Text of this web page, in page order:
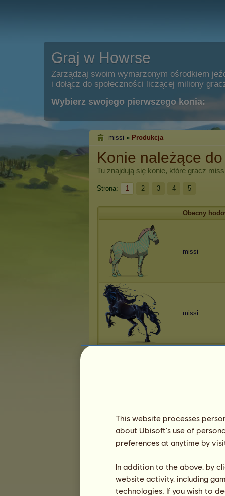
Graj w Howrse
Zarządzaj swoim wymarzonym ośrodkiem
i dołącz do społeczności liczącej miliony
Wybierz swojego pierwszego konia:
missi » Produkcja
Konie należące
Tu znajdują się konie, które gracz
Strona: 1 2 3 4 5
Obecny
missi
missi
missi
This website processes
about Ubisoft's use of
preferences at anytime by
In addition to the above, by
website activity, including
technologies. If you wish to